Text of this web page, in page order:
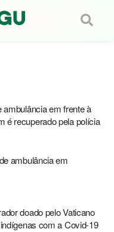
ambulância em frente à
é recuperado pela polícia
ambulância em
doado pelo Vaticano
com a Covid-19